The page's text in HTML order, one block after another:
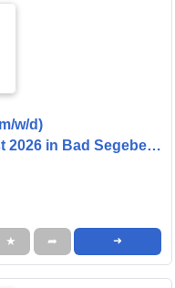
w/d)
2026 in Bad Segeberg
★ ➦ ➜